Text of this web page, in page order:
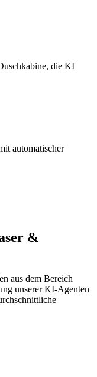
die KI
automatischer
&
aus dem Bereich
unserer KI-Agenten